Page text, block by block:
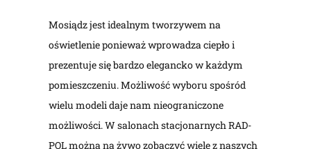
Mosiądz jest idealnym tworzywem na
oświetlenie ponieważ wprowadza ciepło i
prezentuje się bardzo elegancko w każdym
pomieszczeniu. Możliwość wyboru spośród
wielu modeli daje nam nieograniczone
możliwości. W salonach stacjonarnych RAD-
POL można na żywo zobaczyć wiele z naszych